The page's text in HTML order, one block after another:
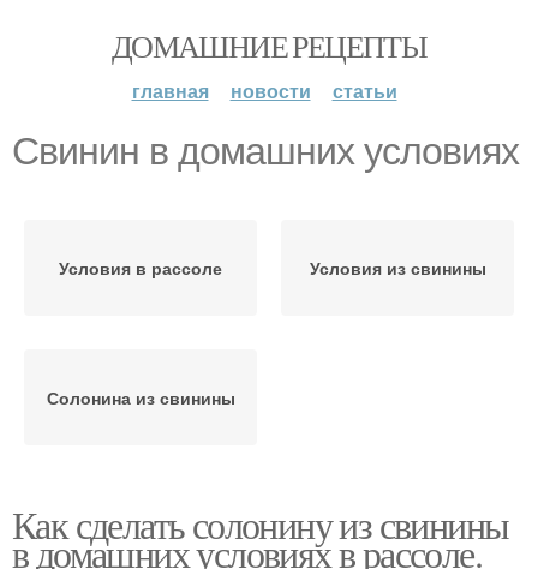
ДОМАШНИЕ РЕЦЕПТЫ
главная новости статьи
Свинин в домашних условиях
Условия в рассоле Условия из свинины
Солонина из свинины
Как сделать солонину из свинины
в домашних условиях в рассоле.